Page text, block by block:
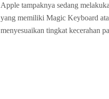
Apple tampaknya sedang
yang memiliki Magic Keyboard
menyesuaikan tingkat kecerahan